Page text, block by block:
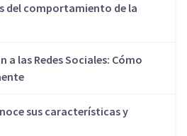
del comportamiento de la
a las Redes Sociales: Cómo
sus características y